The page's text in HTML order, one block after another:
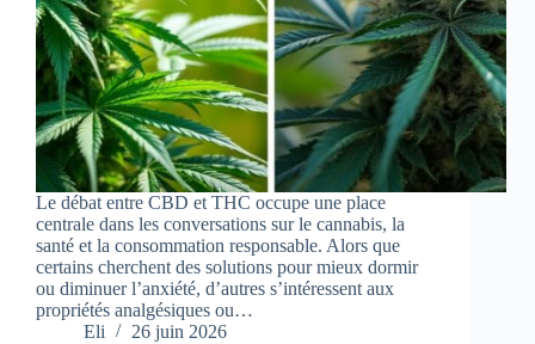
Le débat entre CBD et THC occupe une place
centrale dans les conversations sur le cannabis, la
santé et la consommation responsable. Alors que
certains cherchent des solutions pour mieux dormir
ou diminuer l’anxiété, d’autres s’intéressent aux
propriétés analgésiques ou…
Eli
26 juin 2026